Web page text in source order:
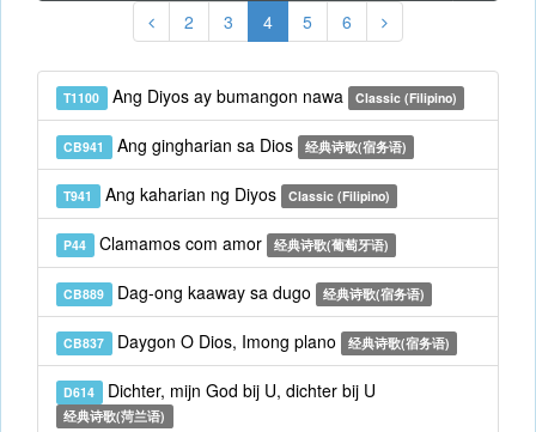
2 3 4 5 6
T1100 Ang Diyos ay bumangon nawa Classic (Filipino)
CB941 Ang gingharian sa Dios 经典诗歌(宿务语)
T941 Ang kaharian ng Diyos Classic (Filipino)
P44 Clamamos com amor 经典诗歌(葡萄牙语)
CB889 Dag-ong kaaway sa dugo 经典诗歌(宿务语)
CB837 Daygon O Dios, Imong plano 经典诗歌(宿务语)
D614 Dichter, mijn God bij U, dichter bij U
经典诗歌(菏兰语)